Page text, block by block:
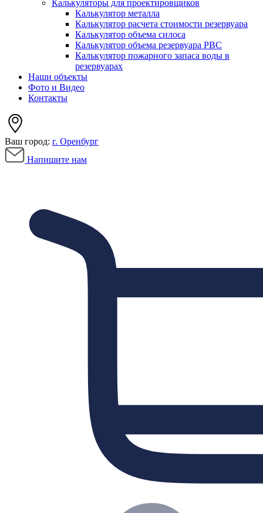
Калькуляторы для проектировщиков
Калькулятор металла
Калькулятор расчета стоимости резервуара
Калькулятор объема силоса
Калькулятор объема резервуара РВС
Калькулятор пожарного запаса воды в
резервуарах
Наши объекты
Фото и Видео
Контакты
Ваш город: г. Оренбург
Напишите нам